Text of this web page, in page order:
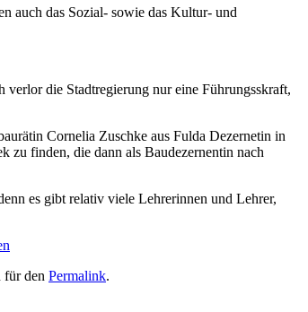
auch das Sozial- sowie das Kultur- und
verlor die Stadtregierung nur eine Führungsskraft,
Cornelia Zuschke aus Fulda Dezernetin in
zu finden, die dann als Baudezernentin nach
es gibt relativ viele Lehrerinnen und Lehrer,
für den Permalink.